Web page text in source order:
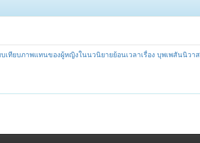
บเทียบภาพแทนของผู้หญิงในนวนิยายย้อนเวลาเรื่อง บุพเพสันนิวาส